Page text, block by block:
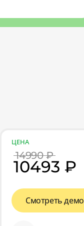
ЦЕНА
14990 ₽
10493 ₽
Смотреть демо